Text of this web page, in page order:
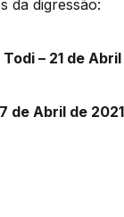
da digressão:
– 21 de
de Abril de